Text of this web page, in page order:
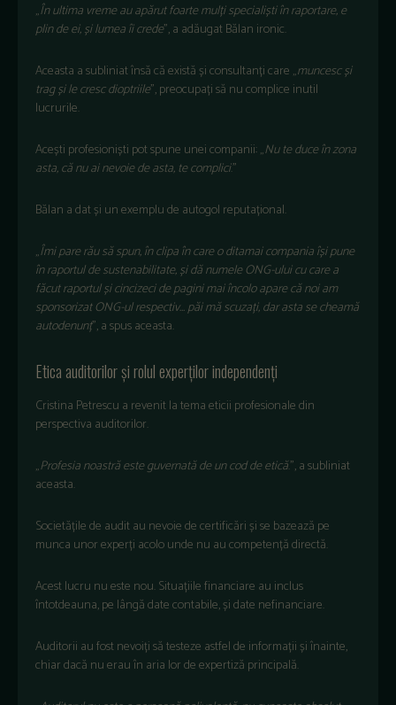
„În ultima vreme au apărut foarte mulți specialiștiîn raportare, e
plin de ei,și lumeaîi crede”, a adăugat Bălan ironic.
Aceasta a subliniatînsă că există și consultanți care „muncescși
trag și le cresc dioptriile”, preocupați să nu complice inutil
lucrurile.
Acești profesioniști pot spune unei companii:„Nu te duceîn zona
asta, că nu ai nevoie de asta, te complici.”
Bălan a dat și un exemplu de autogol reputațional.
„Îmi pare rău să spun,în clipa în care o ditamai compania își pune
în raportul de sustenabilitate,și dă numele ONG-ului cu care a
făcut raportul și cincizeci de pagini maiîncolo apare că noi am
sponsorizat ONG-ul respectiv… păi mă scuzați, dar asta se cheamă
autodenunț”, a spus aceasta.
Etica auditorilorși rolul experților independenți
Cristina Petrescu a revenit la tema eticii profesionale din
perspectiva auditorilor.
„Profesia noastră este guvernată de un cod de etică.”, a subliniat
aceasta.
Societățile de audit au nevoie de certificări și se bazează pe
munca unor experți acolo unde nu au competență directă.
Acest lucru nu este nou. Situațiile financiare au inclus
întotdeauna, pe lângă date contabile, și date nefinanciare.
Auditorii au fost nevoiți să testeze astfel de informații șiînainte,
chiar dacă nu erauîn aria lor de expertiză principală.